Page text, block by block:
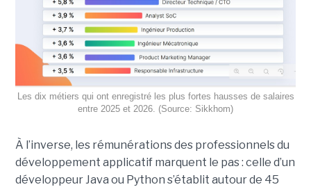
Les dix métiers qui ont enregistré les plus fortes hausses de salaires
entre 2025 et 2026. (Source: Sikkhom)
À l’inverse, les rémunérations des professionnels du
développement applicatif marquent le pas : celle d’un
développeur Java ou Python s’établit autour de 45